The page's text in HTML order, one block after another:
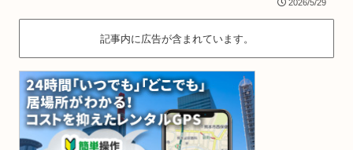
2026/5/29
記事内に広告が含まれています。